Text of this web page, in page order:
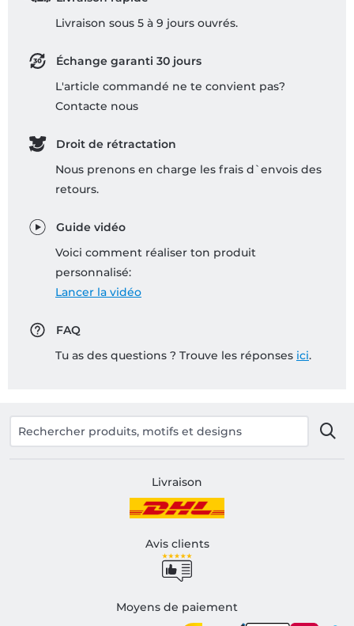
Livraison sous 5 à 9 jours ouvrés.
Échange garanti 30 jours
L'article commandé ne te convient pas?
Contacte nous
Droit de rétractation
Nous prenons en charge les frais d`envois des
retours.
Guide vidéo
Voici comment réaliser ton produit
personnalisé:
Lancer la vidéo
FAQ
Tu as des questions ? Trouve les réponses ici.
Livraison
Avis clients
Moyens de paiement